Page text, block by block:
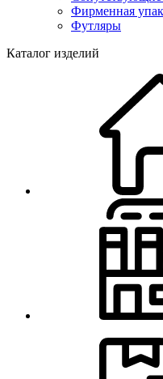
Фирменная
Футляры
Каталог изделий